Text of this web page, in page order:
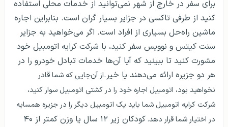
برای سفر در خارج از شهر نمی‌توانید از خدمات محلی استفاده
کنید از طرفی تاکسی در جزایر بسیار گران است. بنابراین اجاره
ماشین راه‌حل بسیاری از افراد است. اگر می‌خواهید به جزایر
سنت کیتس و نوویس سفر کنید، با شرکت کرایه اتومبیل خود
مشورت کنید تا ببینید که آیا آن‌ها خدمات تبادل خودرو را در
هر دو جزیره ارائه می‌دهند یا خیر.از آن‌جایی که شما قادر
نخواهید بود، اتومبیل اجاره خود را در کشتی اتومبیل سوار کنید،
شرکت کرایه اتومبیل شما باید یک اتومبیل دیگر را در جزیره همسایه
در اختیار شما قرار دهد.
کودکان زیر ۱۲ سال یا وزن کمتر از ۴۰